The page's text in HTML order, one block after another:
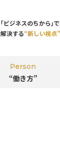
｢ビジネスのちから｣
解決する“新しい視点”
Person
“働き方”